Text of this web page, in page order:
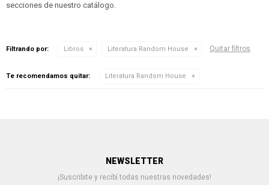
secciones de nuestro catálogo.
Filtrando por: Libros Literatura Random House Quitar filtros
Te recomendamos quitar: Literatura Random House
NEWSLETTER
¡Suscribite y recibí todas nuestras novedades!